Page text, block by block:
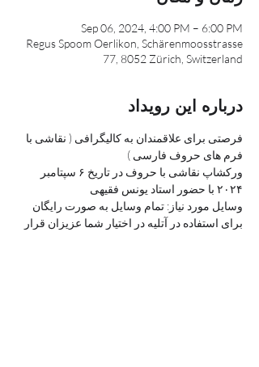
Sep 06, 2024, 4:00 PM – 6:00 PM
Regus Spoom Oerlikon, Schärenmoosstrasse
77, 8052 Zürich, Switzerland
درباره این رویداد
فرصتی برای علاقمندان به کالیگرافی ( نقاشی با
فرم های حروف فارسی )
ورکشاپ نقاشی با حروف در تاریخ ۶ سپتامبر
۲۰۲۴ با حضور استاد یونس فقیهی
وسایل مورد نیاز: تمام وسایل به صورت رایگان
برای استفاده در آتلیه در اختیار شما عزیزان قرار